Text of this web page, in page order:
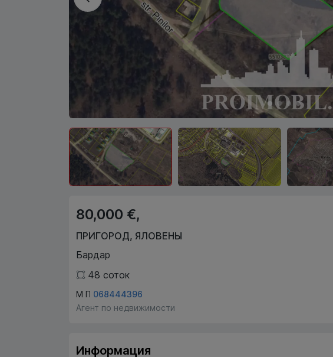
80,000 €,
ПРИГОРОД, ЯЛОВЕНЫ
Бардар
48 соток
М П 068444396
Агент по недвижимости
Информация